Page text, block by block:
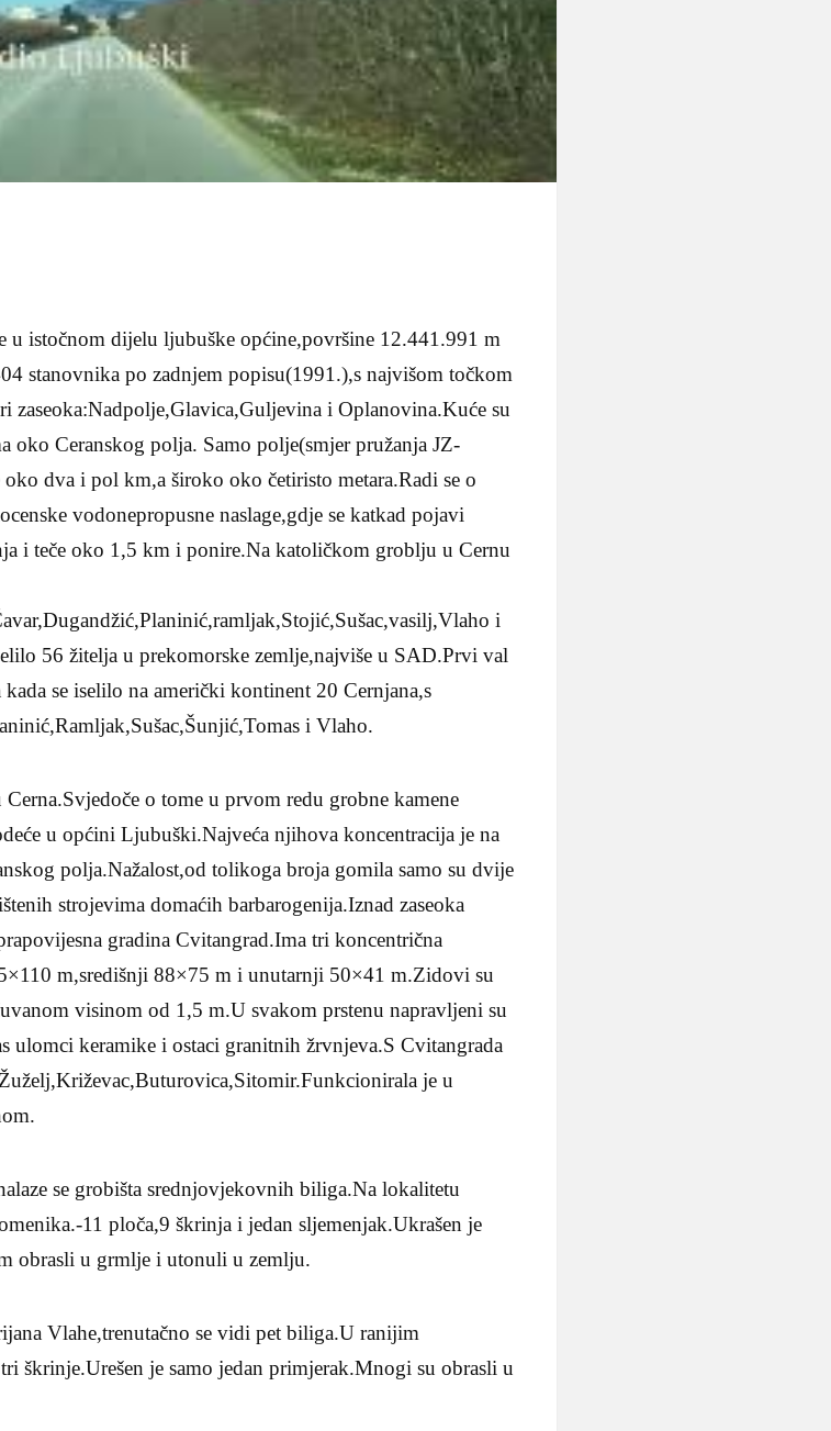
u istočnom dijelu ljubuške općine,površine 12.441.991 m
stanovnika po zadnjem popisu(1991.),s najvišom točkom
zaseoka:Nadpolje,Glavica,Guljevina i Oplanovina.Kuće su
oko Ceranskog polja. Samo polje(smjer pružanja JZ-
dva i pol km,a široko oko četiristo metara.Radi se o
vodonepropusne naslage,gdje se katkad pojavi
i teče oko 1,5 km i ponire.Na katoličkom groblju u Cernu
i
56 žitelja u prekomorske zemlje,najviše u SAD.Prvi val
se iselilo na američki kontinent 20 Cernjana,s
i Vlaho.
o tome u prvom redu grobne kamene
u općini Ljubuški.Najveća njihova koncentracija je na
polja.Nažalost,od tolikoga broja gomila samo su dvije
strojevima domaćih barbarogenija.Iznad zaseoka
gradina Cvitangrad.Ima tri koncentrična
m,središnji 88×75 m i unutarnji 50×41 m.Zidovi su
visinom od 1,5 m.U svakom prstenu napravljeni su
ulomci keramike i ostaci granitnih žrvnjeva.S Cvitangrada
je u
se grobišta srednjovjekovnih biliga.Na lokalitetu
11 ploča,9 škrinja i jedan sljemenjak.Ukrašen je
obrasli u grmlje i utonuli u zemlju.
Vlahe,trenutačno se vidi pet biliga.U ranijim
škrinje.Urešen je samo jedan primjerak.Mnogi su obrasli u